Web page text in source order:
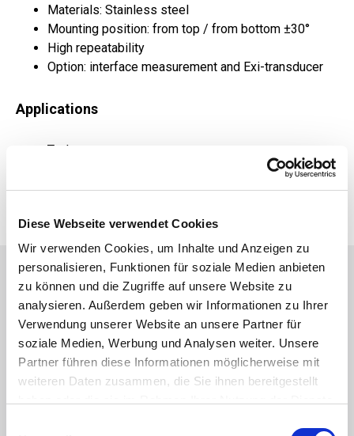
Diese Webseite verwendet Cookies
Wir verwenden Cookies, um Inhalte und Anzeigen zu
personalisieren, Funktionen für soziale Medien anbieten
zu können und die Zugriffe auf unsere Website zu
analysieren. Außerdem geben wir Informationen zu Ihrer
Verwendung unserer Website an unsere Partner für
soziale Medien, Werbung und Analysen weiter. Unsere
Partner führen diese Informationen möglicherweise mit
weiteren Daten zusammen, die Sie ihnen bereitgestellt
Materials: Stainless steel
Mounting position: from top / from bottom ±30°
High repeatability
Option: interface measurement and Exi-transducer
Applications
Tanks
Fuel and oiuld tanks
View Similar Products
Image Image